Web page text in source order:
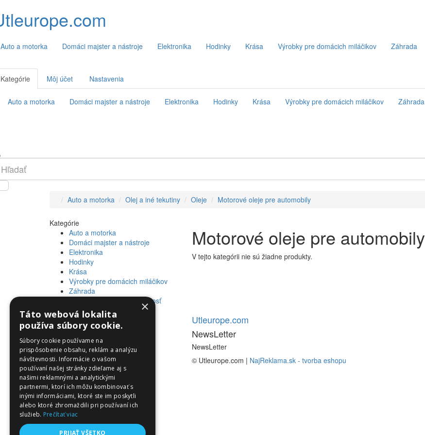
Auto a motorka Domáci majster a nástroje Elektronika Hodinky Krása Výrobky pre domácich miláčikov Záhrada
Kategórie Môj účet Nastavenia
Auto a motorka Domáci majster a nástroje Elektronika Hodinky Krása Výrobky pre domácich miláčikov Záhrada
Auto a motorka Olej a iné tekutiny Oleje Motorové oleje pre automobily
Kategórie
Auto a motorka
Domáci majster a nástroje
Elektronika
Hodinky
Krása
Výrobky pre domácich miláčikov
Záhrada
Zdravie a osobná starostlivosť
Motorové oleje pre automobily
V tejto kategórii nie sú žiadne produkty.
Informácie
Utleurope.com
NewsLetter
NewsLetter
© Utleurope.com | NajReklama.sk - tvorba eshopu
×
Táto webová lokalita
používa súbory cookie.
Súbory cookie používame na
prispôsobenie obsahu, reklám a analýzu
návštevnosti. Informácie o vašom
používaní našej stránky zdieľame aj s
našimi reklamnými a analytickými
partnermi, ktorí ich môžu kombinovať s
inými informáciami, ktoré ste im poskytli
alebo ktoré zhromaždili pri používaní ich
služieb. Prečítať viac
PRIJAŤ VŠETKO